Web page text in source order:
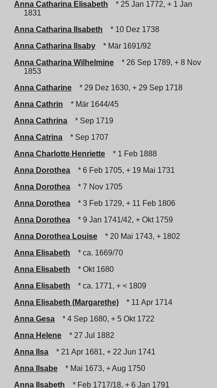
Anna Catharina Elisabeth
* 25 Jan 1772, + 1 Jan
1831
Anna Catharina Ilsabeth
* 10 Dez 1738
Anna Catharina Ilsaby
* Mär 1691/92
Anna Catharina Wilhelmine
* 26 Sep 1789, + 8 Nov
1853
Anna Catharine
* 29 Dez 1630, + 29 Sep 1718
Anna Cathrin
* Mär 1644/45
Anna Cathrina
* Sep 1719
Anna Catrina
* Sep 1707
Anna Charlotte Henriette
* 1 Feb 1888
Anna Dorothea
* 6 Feb 1705, + 19 Mai 1731
Anna Dorothea
* 7 Nov 1705
Anna Dorothea
* 3 Feb 1729, + 11 Feb 1806
Anna Dorothea
* 9 Jan 1741/42, + Okt 1759
Anna Dorothea Louise
* 20 Mai 1743, + 1802
Anna Elisabeth
* ca. 1669/70
Anna Elisabeth
* Okt 1680
Anna Elisabeth
* ca. 1771, + < 1809
Anna Elisabeth (Margarethe)
* 11 Apr 1714
Anna Gesa
* 4 Sep 1680, + 5 Okt 1722
Anna Helene
* 27 Jul 1882
Anna Ilsa
* 21 Apr 1681, + 22 Jun 1741
Anna Ilsabe
* Mai 1673, + Aug 1750
Anna Ilsabeth
* Feb 1717/18, + 6 Jan 1791